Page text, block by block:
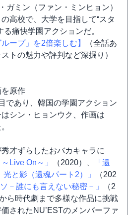
ガミン（ファン・ミンヒョン）
高校で、大学を目指して“スタ
痛快学園アクションだ。
ープ」を2倍楽しむ】
（全話あ
トの魅力や評判など深掘り）
原作
であり、韓国の学園アクション
シン・ヒョンウク、作画は
才ずらしたおバカキャラに
Live On～」
（2020）、
「還
光と影（還魂パート2）」
（202
－誰にも言えない秘密－」
（2
ら時代劇まで多様な作品に挑戦
されたNU’ESTのメンバーファ